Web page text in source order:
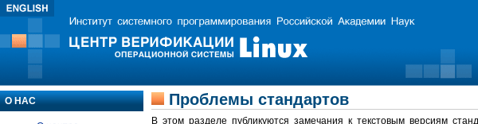
О НАС Проблемы стандартов
В этом разделе публикуются замечания к текстовым версиям